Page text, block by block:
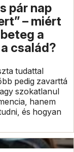
pár nap
– miért
a
család?
tudattal
pedig zavarttá
szokatlanul
hanem
és hogyan